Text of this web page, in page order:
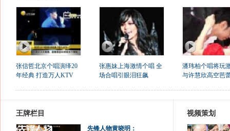
张信哲北京个唱演绎20
年经典 打造万人KTV
张惠妹上海激情个唱 全
场合唱引眼泪狂飙
潘玮柏个唱将玩
与许慧欣高空芭
王牌栏目
先锋人物黄晓明：
视频策划